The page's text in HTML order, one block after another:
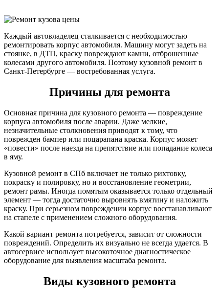
Каждый автовладелец сталкивается с необходимостью
ремонтировать корпус автомобиля. Машину могут задеть на
стоянке, в ДТП, краску повреждают камни, отброшенные
колесами другого автомобиля. Поэтому кузовной ремонт в
Санкт-Петербурге — востребованная услуга.
Причины для ремонта
Основная причина для кузовного ремонта — повреждение
корпуса автомобиля после аварии. Даже мелкие,
незначительные столкновения приводят к тому, что
поврежден бампер или поцарапана краска. Корпус может
«повести» после наезда на препятствие или попадание колеса
в яму.
Кузовной ремонт в СПб включает не только рихтовку,
покраску и полировку, но и восстановление геометрии,
ремонт рамы. Иногда помятым оказывается только отдельный
элемент — тогда достаточно выровнять вмятину и наложить
краску. При серьезном повреждении корпус восстанавливают
на стапеле с применением сложного оборудования.
Какой вариант ремонта потребуется, зависит от сложности
повреждений. Определить их визуально не всегда удается. В
автосервисе использует высокоточное диагностическое
оборудование для выявления масштаба ремонта.
Виды кузовного ремонта